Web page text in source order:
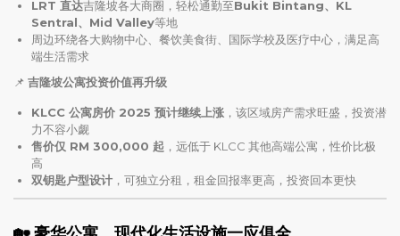
LRT 直达吉隆坡各大商圈，轻松通勤至Bukit Bintang、KL
Sentral、Mid Valley等地
周边环绕各大购物中心、餐饮美食街、国际学校及医疗中心，满足高
端生活需求
📌 吉隆坡公寓投资价值再升级
KLCC 公寓房价 2025 预计继续上涨 ，该区域房产需求旺盛，投资潜
力不容小觑
售价仅 RM 300,000 起 ，远低于 KLCC 其他高端公寓，性价比极
高
双钥匙户型设计 ，可独立分租，租金回报率更高，投资回本更快